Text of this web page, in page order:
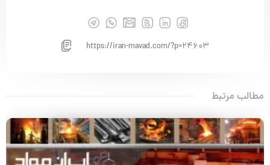
https://iran-mavad.com/?p=24603
مطالب مرتبط